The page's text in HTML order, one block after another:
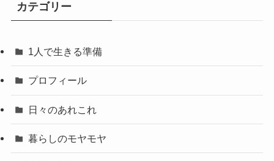
カテゴリー
1人で生きる準備
プロフィール
日々のあれこれ
暮らしのモヤモヤ